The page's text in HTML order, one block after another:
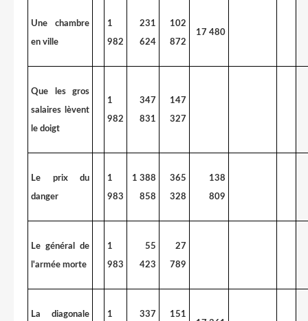
Une chambre
en ville
1
982
231
624
102
872
17 480
Que les gros
salaires lèvent
le doigt
1
982
347
831
147
327
Le prix du
danger
1
983
1 388
858
365
328
138
809
Le général de
l'armée morte
1
983
55
423
27
789
La diagonale
1
337
151